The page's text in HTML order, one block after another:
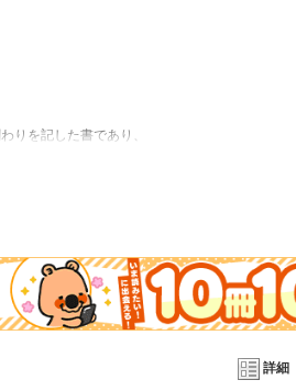
りを記した書であり、
物たちを
ます。
とができる
詳細